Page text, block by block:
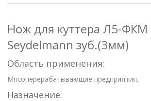
Нож для куттера Л5-ФКМ
Seydelmann зуб.(3мм)
Область применения:
Мясоперерабатывающие предприятия.
Назначение: